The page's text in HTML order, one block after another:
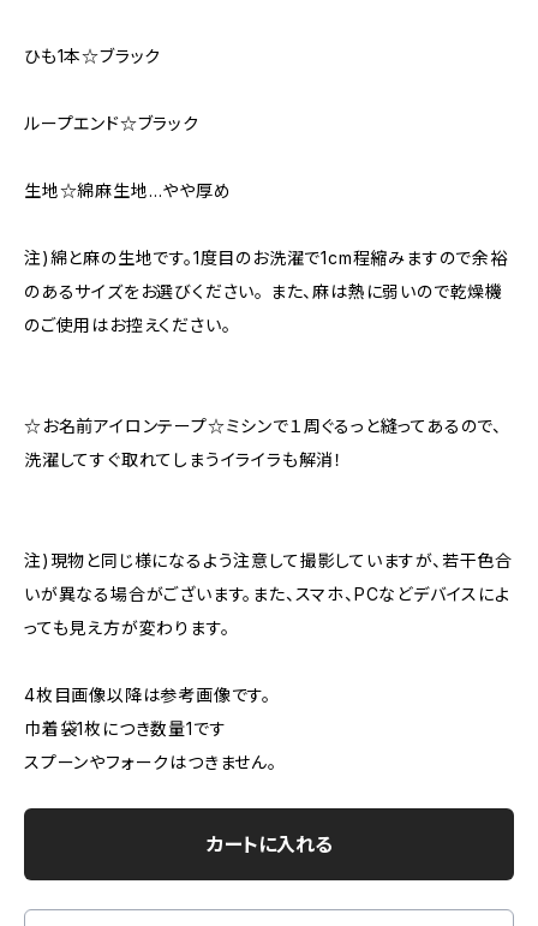
ひも1本☆ブラック
ループエンド☆ブラック
生地☆綿麻生地…やや厚め
注)綿と麻の生地です。1度目のお洗濯で1cm程縮みますので余裕
のあるサイズをお選びください。 また、麻は熱に弱いので乾燥機
のご使用はお控えください。
☆お名前アイロンテープ☆ミシンで１周ぐるっと縫ってあるので、
洗濯してすぐ取れてしまうイライラも解消！
注)現物と同じ様になるよう注意して撮影していますが、若干色合
いが異なる場合がございます。また、スマホ、PCなどデバイスによ
っても見え方が変わります。
4枚目画像以降は参考画像です。
巾着袋1枚につき数量1です
スプーンやフォークはつきません。
カートに入れる